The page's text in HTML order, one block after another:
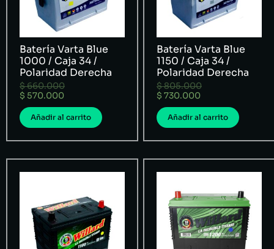
Batería Varta Blue
1000 / Caja 34 /
Polaridad Derecha
$660.000
$ 570.000
Añadir al carrito
Batería Varta Blue
1150 / Caja 34 /
Polaridad Derecha
$805.000
$ 730.000
Añadir al carrito